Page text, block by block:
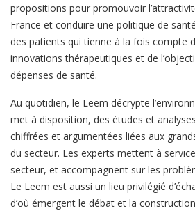
propositions pour promouvoir
France et conduire une politique de
des patients qui tienne à la fois compte
innovations thérapeutiques et de
dépenses de santé.
Au quotidien, le Leem décrypte
met à disposition, des études et
chiffrées et argumentées liées aux
du secteur. Les experts mettent à
secteur, et accompagnent sur les
Le Leem est aussi un lieu privilégié
d’où émergent le débat et la